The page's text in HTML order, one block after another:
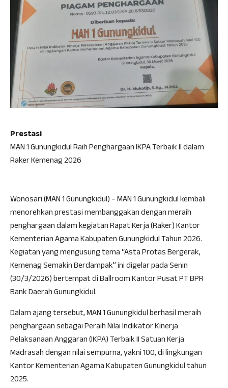
Prestasi
MAN 1 Gunungkidul Raih Penghargaan IKPA Terbaik II dalam
Raker Kemenag 2026
Wonosari (MAN 1 Gunungkidul) – MAN 1 Gunungkidul kembali
menorehkan prestasi membanggakan dengan meraih
penghargaan dalam kegiatan Rapat Kerja (Raker) Kantor
Kementerian Agama Kabupaten Gunungkidul Tahun 2026.
Kegiatan yang mengusung tema “Asta Protas Bergerak,
Kemenag Semakin Berdampak” ini digelar pada Senin
(30/3/2026) bertempat di Ballroom Kantor Pusat PT BPR
Bank Daerah Gunungkidul.
Dalam ajang tersebut, MAN 1 Gunungkidul berhasil meraih
penghargaan sebagai Peraih Nilai Indikator Kinerja
Pelaksanaan Anggaran (IKPA) Terbaik II Satuan Kerja
Madrasah dengan nilai sempurna, yakni 100, di lingkungan
Kantor Kementerian Agama Kabupaten Gunungkidul tahun
2025.